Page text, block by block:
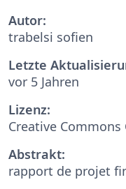
Autor:
trabelsi sofien
Letzte
vor 5 Jahren
Lizenz:
Creative Commons
Abstrakt:
rapport de projet